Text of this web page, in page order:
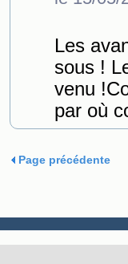
Les
sous !
venu
par où
Page précédente